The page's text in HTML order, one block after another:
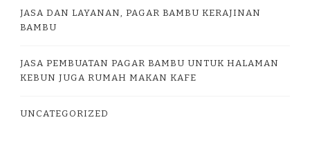
JASA DAN LAYANAN, PAGAR BAMBU KERAJINAN
BAMBU
JASA PEMBUATAN PAGAR BAMBU UNTUK HALAMAN
KEBUN JUGA RUMAH MAKAN KAFE
UNCATEGORIZED